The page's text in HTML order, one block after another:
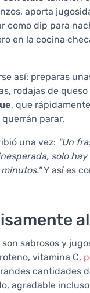
aporta
como dip para
en la cocina
así: preparas
rodajas de
, que
parar.
una vez: "Un
solo
Y así es
sabrosos y
vitamina C,
cantidades
agradable